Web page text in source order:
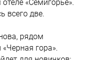
«Семигорье».
всего две.
рядом
гора».